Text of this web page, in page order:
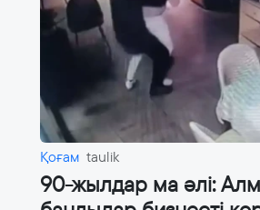
Қоғам taulik
90-жылдар ма әлі: